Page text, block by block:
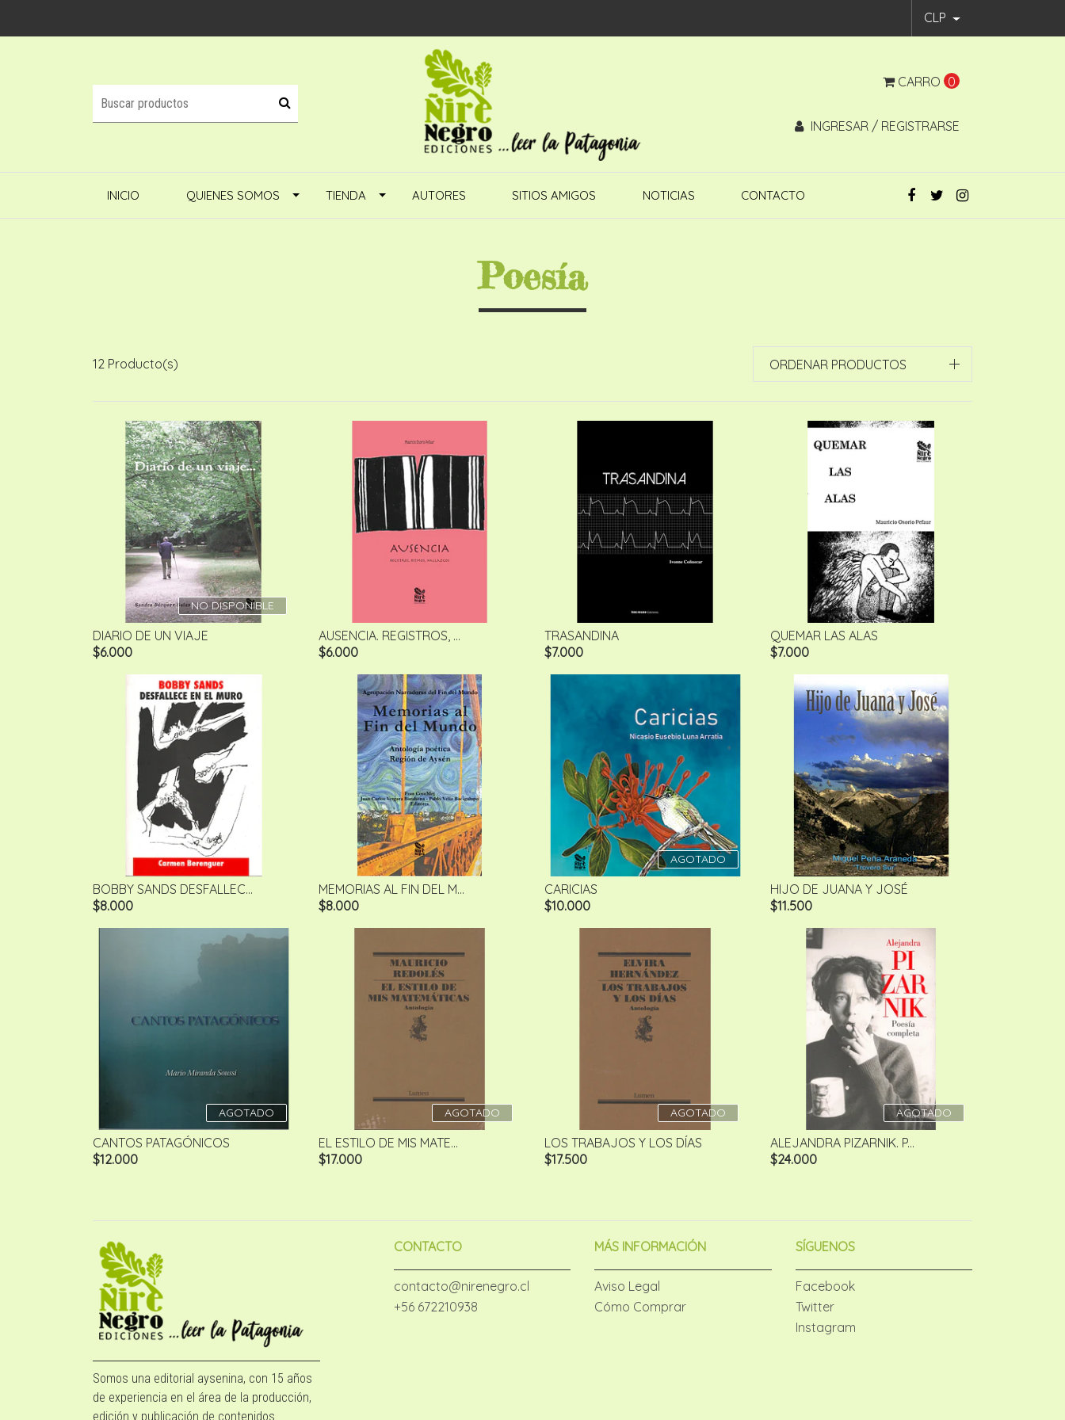
CLP
CARRO 0
INGRESAR / REGISTRARSE
INICIO QUIENES SOMOS TIENDA AUTORES SITIOS AMIGOS NOTICIAS CONTACTO
Poesía
12 Producto(s) ORDENAR PRODUCTOS
NO DISPONIBLE
DIARIO DE UN VIAJE
$6.000
AUSENCIA. REGISTROS, ...
$6.000
TRASANDINA
$7.000
QUEMAR LAS ALAS
$7.000
BOBBY SANDS DESFALLEC...
$8.000
MEMORIAS AL FIN DEL M...
$8.000
AGOTADO
CARICIAS
$10.000
HIJO DE JUANA Y JOSÉ
$11.500
AGOTADO
CANTOS PATAGÓNICOS
$12.000
AGOTADO
EL ESTILO DE MIS MATE...
$17.000
AGOTADO
LOS TRABAJOS Y LOS DÍAS
$17.500
AGOTADO
ALEJANDRA PIZARNIK. P...
$24.000
Somos una editorial aysenina, con 15 años
de experiencia en el área de la producción,
edición y publicación de contenidos
CONTACTO
contacto@nirenegro.cl
+56 672210938
MÁS INFORMACIÓN
Aviso Legal
Cómo Comprar
SÍGUENOS
Facebook
Twitter
Instagram